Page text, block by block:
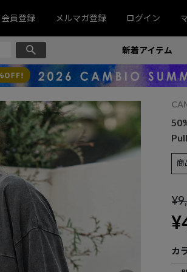
会員登録 メルマガ登録 ログイン
新着アイテム
商
¥
¥
カ